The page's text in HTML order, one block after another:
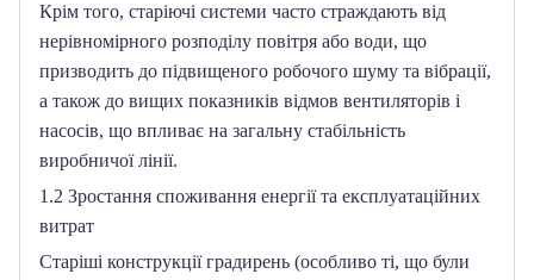
Крім того, старіючі системи часто страждають від
нерівномірного розподілу повітря або води, що
призводить до підвищеного робочого шуму та вібрації,
а також до вищих показників відмов вентиляторів і
насосів, що впливає на загальну стабільність
виробничої лінії.
1.2 Зростання споживання енергії та експлуатаційних
витрат
Старіші конструкції градирень (особливо ті, що були